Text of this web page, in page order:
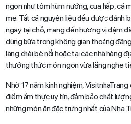
ngon như tôm hùm nướng, cua hấp, cá
me. Tất cả nguyên liệu đều được đánh
ngay tại chỗ, mang đến hương vị đậm
dùng bữa trong không gian thoáng
làng chài bè nổi hoặc tại các nhà hàng
thưởng thức món ngon vừa lắng nghe
Nhờ 17 năm kinh nghiệm,
điểm ẩm thực uy tín, đảm bảo chất
những món ăn đặc trưng nhất của Nha